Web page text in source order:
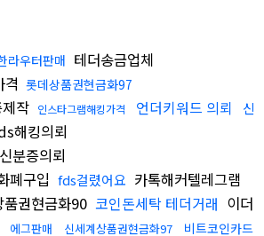
라우터판매 테더송금업체
격 롯데상품권현금화97
작 인스타그램해킹가격 언더키워드 의뢰
신
해킹의뢰
신분증의뢰
폐구입 fds걸렸어요 카톡해커텔레그램
품권현금화90 코인돈세탁 테더거래 이더
에그판매 신세계상품권현금화97
비트코인카드